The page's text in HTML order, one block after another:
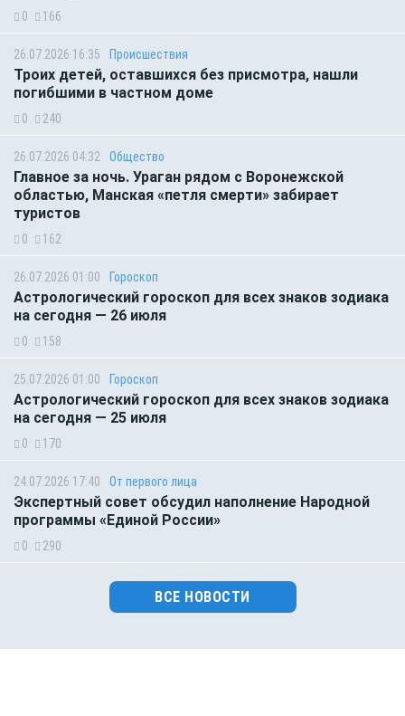
0 166
26.07.2026 16:35 Происшествия
Троих детей, оставшихся без присмотра, нашли
погибшими в частном доме
0 240
26.07.2026 04:32 Общество
Главное за ночь. Ураган рядом с Воронежской
областью, Манская «петля смерти» забирает
туристов
0 162
26.07.2026 01:00 Гороскоп
Астрологический гороскоп для всех знаков зодиака
на сегодня — 26 июля
0 158
25.07.2026 01:00 Гороскоп
Астрологический гороскоп для всех знаков зодиака
на сегодня — 25 июля
0 170
24.07.2026 17:40 От первого лица
Экспертный совет обсудил наполнение Народной
программы «Единой России»
0 290
ВСЕ НОВОСТИ